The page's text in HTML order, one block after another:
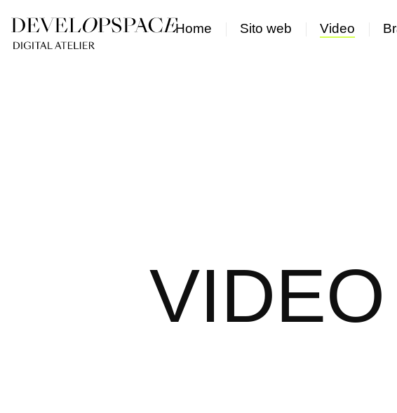
main
Home Sito web Video